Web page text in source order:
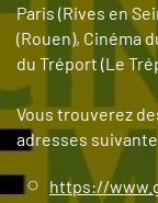
Paris (Rives en
(Rouen), Cinéma
du Tréport (Le
Vous trouverez
adresses
https://